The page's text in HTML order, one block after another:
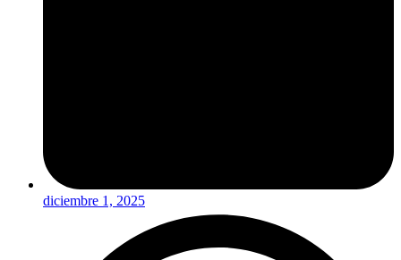
diciembre 1, 2025